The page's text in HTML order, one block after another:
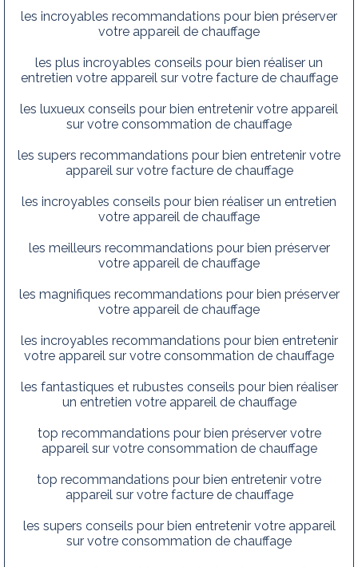
les incroyables recommandations pour bien préserver
votre appareil de chauffage
les plus incroyables conseils pour bien réaliser un
entretien votre appareil sur votre facture de chauffage
les luxueux conseils pour bien entretenir votre appareil
sur votre consommation de chauffage
les supers recommandations pour bien entretenir votre
appareil sur votre facture de chauffage
les incroyables conseils pour bien réaliser un entretien
votre appareil de chauffage
les meilleurs recommandations pour bien préserver
votre appareil de chauffage
les magnifiques recommandations pour bien préserver
votre appareil de chauffage
les incroyables recommandations pour bien entretenir
votre appareil sur votre consommation de chauffage
les fantastiques et rubustes conseils pour bien réaliser
un entretien votre appareil de chauffage
top recommandations pour bien préserver votre
appareil sur votre consommation de chauffage
top recommandations pour bien entretenir votre
appareil sur votre facture de chauffage
les supers conseils pour bien entretenir votre appareil
sur votre consommation de chauffage